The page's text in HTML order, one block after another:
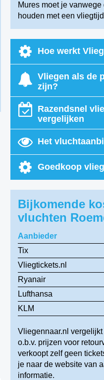
Mures moet je
houden met een
Hoe werkt
Vliegen als de
zijn?
Razendsnel
vergelijken
Het
Goedkoop
Bijkomende
vluchten
Aanbieder
Tix
Vliegtickets.nl
Ryanair
Lufthansa
KLM
Vliegennaar.nl
o.b.v. prijzen voor
verkoopt zelf geen
je naar de website van
informatie.